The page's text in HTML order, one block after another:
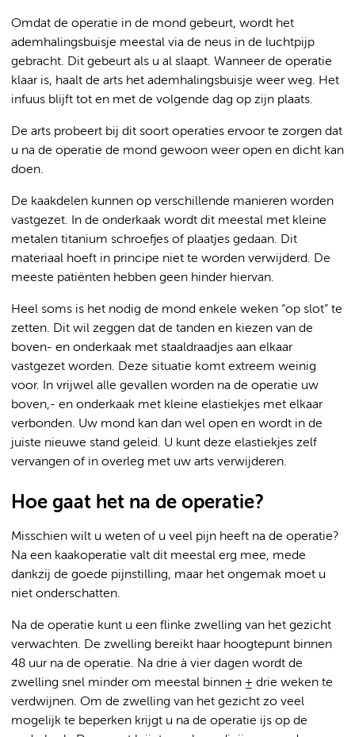
Omdat de operatie in de mond gebeurt, wordt het
ademhalingsbuisje meestal via de neus in de luchtpijp
gebracht. Dit gebeurt als u al slaapt. Wanneer de operatie
klaar is, haalt de arts het ademhalingsbuisje weer weg. Het
infuus blijft tot en met de volgende dag op zijn plaats.
De arts probeert bij dit soort operaties ervoor te zorgen dat
u na de operatie de mond gewoon weer open en dicht kan
doen.
De kaakdelen kunnen op verschillende manieren worden
vastgezet. In de onderkaak wordt dit meestal met kleine
metalen titanium schroefjes of plaatjes gedaan. Dit
materiaal hoeft in principe niet te worden verwijderd. De
meeste patiënten hebben geen hinder hiervan.
Heel soms is het nodig de mond enkele weken “op slot” te
zetten. Dit wil zeggen dat de tanden en kiezen van de
boven- en onderkaak met staaldraadjes aan elkaar
vastgezet worden. Deze situatie komt extreem weinig
voor. In vrijwel alle gevallen worden na de operatie uw
boven,- en onderkaak met kleine elastiekjes met elkaar
verbonden. Uw mond kan dan wel open en wordt in de
juiste nieuwe stand geleid. U kunt deze elastiekjes zelf
vervangen of in overleg met uw arts verwijderen.
Hoe gaat het na de operatie?
Misschien wilt u weten of u veel pijn heeft na de operatie?
Na een kaakoperatie valt dit meestal erg mee, mede
dankzij de goede pijnstilling, maar het ongemak moet u
niet onderschatten.
Na de operatie kunt u een flinke zwelling van het gezicht
verwachten. De zwelling bereikt haar hoogtepunt binnen
48 uur na de operatie. Na drie à vier dagen wordt de
zwelling snel minder om meestal binnen ± drie weken te
verdwijnen. Om de zwelling van het gezicht zo veel
mogelijk te beperken krijgt u na de operatie ijs op de